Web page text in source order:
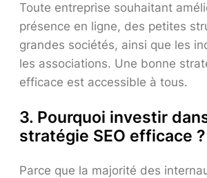
Toute entreprise souhaitant
présence en ligne, des petites
grandes sociétés, ainsi que les
les associations. Une bonne
efficace est accessible à tous.
3. Pourquoi investir
stratégie SEO efficace ?
Parce que la majorité des